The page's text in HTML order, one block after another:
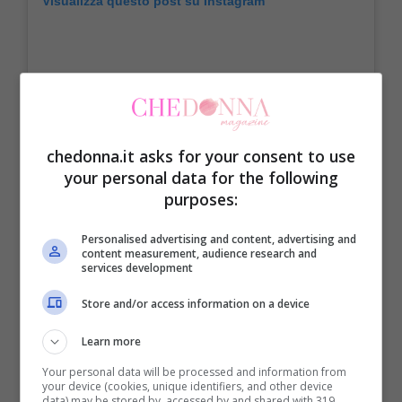
Ovviamente, molto dipende dalla stagione.
In autunno, ad esempio, per unlook
chedonna.it asks for your consent to use
your personal data for the following
purposes:
Personalised advertising and content, advertising and
content measurement, audience research and
services development
Store and/or access information on a device
Learn more
Your personal data will be processed and information from
your device (cookies, unique identifiers, and other device